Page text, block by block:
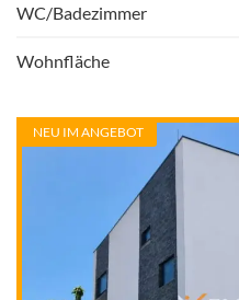
WC/Badezimmer
Wohnfläche
NEU IM ANGEBOT